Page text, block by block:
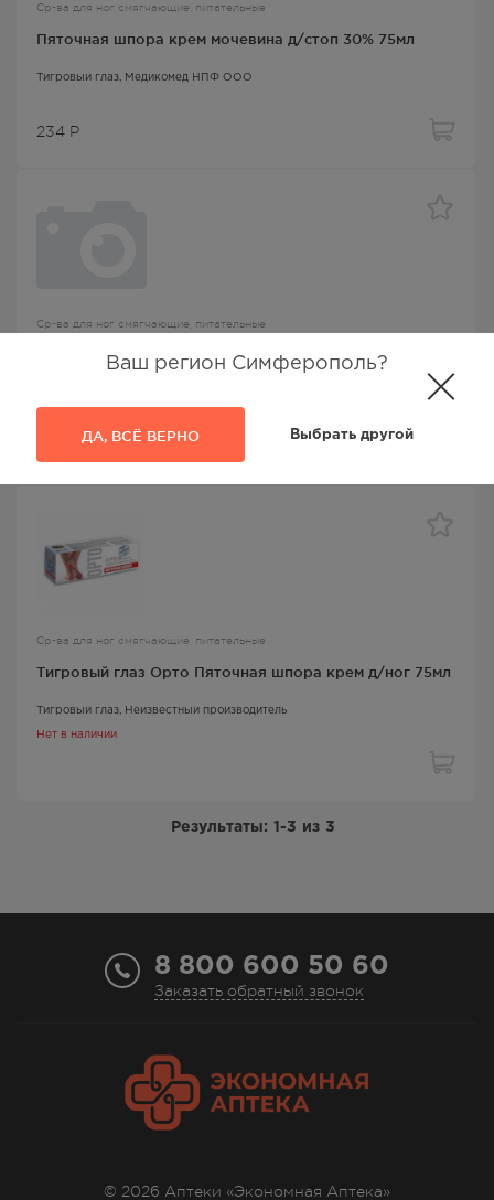
Ваш регион Симферополь?
ДА, ВСЁ ВЕРНО Выбрать другой
Ср-ва для ног смягчающие, питательные
Пяточная шпора крем мочевина д/стоп 30% 75мл
Тигровый глаз, Медикомед НПФ ООО
234 Р
Ср-ва для ног смягчающие, питательные
Пяточная шпора крем мочевина д/стоп 30% 75мл
222.00Р
Ср-ва для ног смягчающие, питательные
Тигровый глаз Орто Пяточная шпора крем д/ног 75мл
Тигровый глаз, Неизвестный производитель
Нет в наличии
Результаты: 1-3 из 3
8 800 600 50 60
Заказать обратный звонок
© 2026 Аптеки «Экономная Аптека»